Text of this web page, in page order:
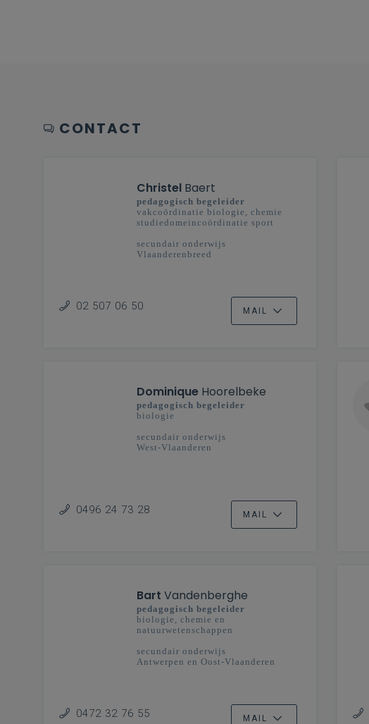
CONTACT
Christel Baert
pedagogisch begeleider
vakcoördinatie biologie, chemie
studiedomeincoördinatie sport
secundair onderwijs
Vlaanderenbreed
02 507 06 50 MAIL
Dominique Hoorelbeke
pedagogisch begeleider
biologie
secundair onderwijs
West-Vlaanderen
0496 24 73 28 MAIL
Bart Vandenberghe
pedagogisch begeleider
biologie, chemie en
natuurwetenschappen
secundair onderwijs
Antwerpen en Oost-Vlaanderen
0472 32 76 55 MAIL